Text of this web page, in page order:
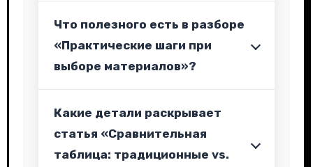
Что полезного есть в разборе
«Практические шаги при
выборе материалов»?
Какие детали раскрывает
статья «Сравнительная
таблица: традиционные vs.